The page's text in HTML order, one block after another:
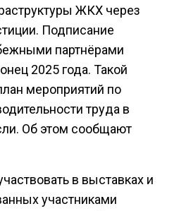
ЖКХ через
Подписание
партнёрами
2025 года. Такой
мероприятий по
труда в
Об этом сообщают
в выставках и
участниками